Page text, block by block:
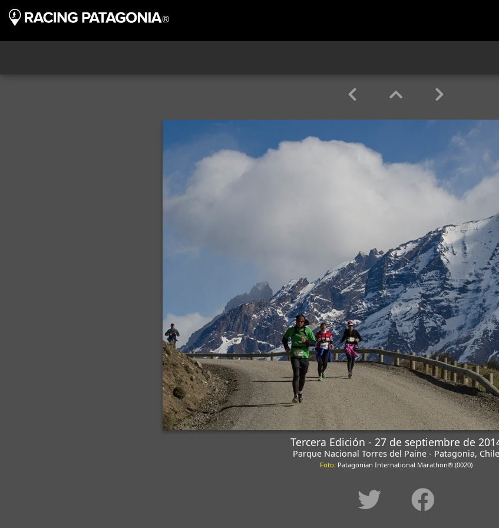
Tercera Edición - 27 de septiembre de
Parque Nacional Torres del Paine - Patagonia, Chile
Foto: Patagonian International Marathon® (0020)